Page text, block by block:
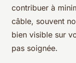
contribuer à
câble, souvent
bien visible sur
pas soignée.